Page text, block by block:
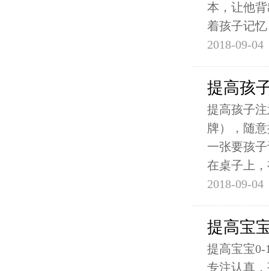
本，让他
着孩子记忆
2018-09-04
提高孩
提高孩子
牌），随
一张要孩
在桌子上
2018-09-04
提高宝
提高宝宝
专注认真